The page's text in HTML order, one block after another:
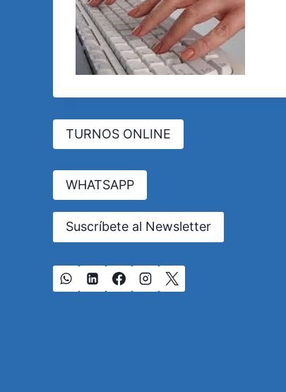
TURNOS ONLINE
WHATSAPP
Suscríbete al Newsletter